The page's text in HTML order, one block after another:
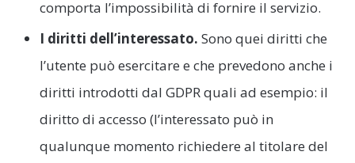
comporta l’impossibilità di fornire il servizio.
I diritti dell’interessato. Sono quei diritti che
l’utente può esercitare e che prevedono anche i
diritti introdotti dal GDPR quali ad esempio: il
diritto di accesso (l’interessato può in
qualunque momento richiedere al titolare del